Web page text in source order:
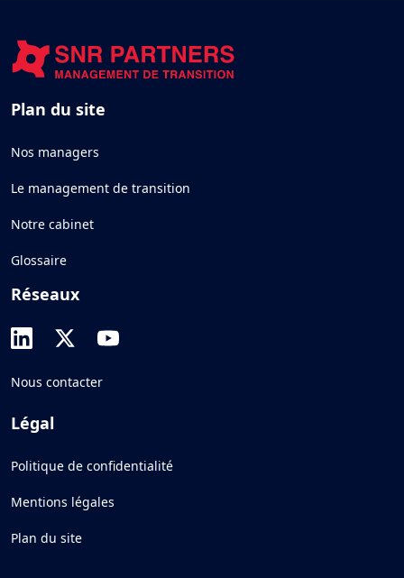
Plan du site
Nos managers
Le management de transition
Notre cabinet
Glossaire
Réseaux
Nous contacter
Légal
Politique de confidentialité
Mentions légales
Plan du site